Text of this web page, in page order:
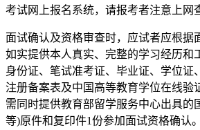
考试网上报名系统，请报考者注意上网
面试确认及资格审查时，应试者应根据
如实提供本人真实、完整的学习经历和
身份证、笔试准考证、毕业证、学位证
注册备案表及中国高等教育学位在线验
需同时提供教育部留学服务中心出具的
等)原件和复印件1份参加面试资格确认